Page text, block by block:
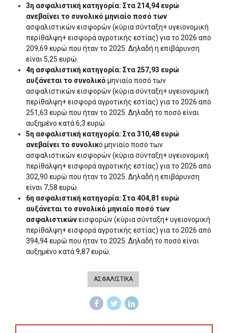
3η ασφαλιστική κατηγορία: Στα 214,94 ευρώ
ανεβαίνει το συνολικό μηνιαίο ποσό των
ασφαλιστικών εισφορών (κύρια σύνταξη+ υγειονομική
περίθαλψη+ εισφορά αγροτικής εστίας) για το 2026 από
209,69 ευρώ που ήταν το 2025. Δηλαδή η επιβάρυνση
είναι 5,25 ευρώ.
4η ασφαλιστική κατηγορία: Στα 257,93 ευρώ
αυξάνεται το συνολικό μηνιαίο ποσό των
ασφαλιστικών εισφορών (κύρια σύνταξη+ υγειονομική
περίθαλψη+ εισφορά αγροτικής εστίας) για το 2026 από
251,63 ευρώ που ήταν το 2025. Δηλαδή το ποσό είναι
αυξημένο κατά 6,3 ευρώ.
5η ασφαλιστική κατηγορία: Στα 310,48 ευρώ
ανεβαίνει το συνολικό μηνιαίο ποσό των
ασφαλιστικών εισφορών (κύρια σύνταξη+ υγειονομική
περίθαλψη+ εισφορά αγροτικής εστίας) για το 2026 από
302,90 ευρώ που ήταν το 2025. Δηλαδή η επιβάρυνση
είναι 7,58 ευρώ.
6η ασφαλιστική κατηγορία: Στα 404,81 ευρώ
αυξάνεται το συνολικό μηνιαίο ποσό των
ασφαλιστικώνεισφορών (κύρια σύνταξη+ υγειονομική
περίθαλψη+ εισφορά αγροτικής εστίας) για το 2026 από
394,94 ευρώ που ήταν το 2025. Δηλαδή το ποσό είναι
αυξημένο κατά 9,87 ευρώ.
ΑΣΦΑΛΙΣΤΙΚΑ